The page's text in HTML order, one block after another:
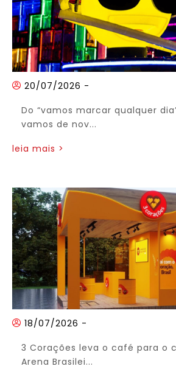
20/07/2026 -
Do “vamos marcar qualquer
vamos de nov...
leia mais >
18/07/2026 -
3 Corações leva o café para o
Arena Brasilei...